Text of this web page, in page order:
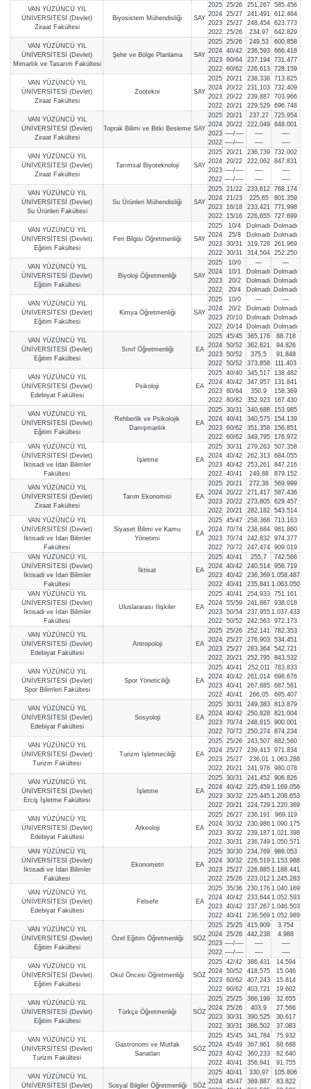
VAN YÜZÜNCÜ YIL
ÜNİVERSİTESİ (Devlet)
Ziraat Fakültesi
Biyosistem Mühendisliği SAY
2025
2024
2023
2022
25/26
25/27
25/27
25/26
251,267
241,491
248,454
234,97
585.456
612.464
623.773
642.829
VAN YÜZÜNCÜ YIL
ÜNİVERSİTESİ (Devlet)
Mimarlık ve Tasarım Fakültesi
Şehir ve Bölge Planlama SAY
2025
2024
2023
2022
25/26
40/42
60/64
60/62
249,53
236,593
237,194
226,613
600.858
666.418
731.477
728.159
VAN YÜZÜNCÜ YIL
ÜNİVERSİTESİ (Devlet)
Ziraat Fakültesi
Zootekni SAY
2025
2024
2023
2022
20/21
20/22
20/22
20/21
238,338
231,103
239,887
229,529
713.825
732.409
703.966
696.748
VAN YÜZÜNCÜ YIL
ÜNİVERSİTESİ (Devlet)
Ziraat Fakültesi
Toprak Bilimi ve Bitki Besleme SAY
2025
2024
2023
2022
20/21
20/22
—-/—-
—-/—-
237,27
222,049
—-
—-
725.954
848.001
—-
—-
VAN YÜZÜNCÜ YIL
ÜNİVERSİTESİ (Devlet)
Ziraat Fakültesi
Tarımsal Biyoteknoloji SAY
2025
2024
2023
2022
20/21
20/22
—-/—-
—-/—-
236,739
222,062
—-
—-
732.002
847.831
—-
—-
VAN YÜZÜNCÜ YIL
ÜNİVERSİTESİ (Devlet)
Su Ürünleri Fakültesi
Su Ürünleri Mühendisliği SAY
2025
2024
2023
2022
21/22
21/23
16/18
15/16
233,612
225,65
233,421
226,655
768.174
801.359
771.998
727.699
VAN YÜZÜNCÜ YIL
ÜNİVERSİTESİ (Devlet)
Eğitim Fakültesi
Fen Bilgisi Öğretmenliği SAY
2025
2024
2023
2022
10/4
25/8
30/31
30/31
Dolmadı
Dolmadı
319,728
314,504
Dolmadı
Dolmadı
261.969
252.250
VAN YÜZÜNCÜ YIL
ÜNİVERSİTESİ (Devlet)
Eğitim Fakültesi
Biyoloji Öğretmenliği SAY
2025
2024
2023
2022
10/0
10/1
20/2
20/4
—
Dolmadı
Dolmadı
Dolmadı
—
Dolmadı
Dolmadı
Dolmadı
VAN YÜZÜNCÜ YIL
ÜNİVERSİTESİ (Devlet)
Eğitim Fakültesi
Kimya Öğretmenliği SAY
2025
2024
2023
2022
10/0
20/2
20/10
20/14
—
Dolmadı
Dolmadı
Dolmadı
—
Dolmadı
Dolmadı
Dolmadı
VAN YÜZÜNCÜ YIL
ÜNİVERSİTESİ (Devlet)
Eğitim Fakültesi
Sınıf Öğretmenliği EA
2025
2024
2023
2022
45/45
50/52
50/52
50/52
365,176
362,621
375,5
373,858
88.718
94.826
91.848
111.403
VAN YÜZÜNCÜ YIL
ÜNİVERSİTESİ (Devlet)
Edebiyat Fakültesi
Psikoloji EA
2025
2024
2023
2022
40/40
40/42
80/84
80/82
345,517
347,957
350,9
352,923
138.482
131.841
158.369
167.430
VAN YÜZÜNCÜ YIL
ÜNİVERSİTESİ (Devlet)
Eğitim Fakültesi
Rehberlik ve Psikolojik
Danışmanlık
EA
2025
2024
2023
2022
30/31
40/41
60/62
60/62
340,688
340,575
351,358
349,795
153.985
154.139
156.851
176.972
VAN YÜZÜNCÜ YIL
ÜNİVERSİTESİ (Devlet)
İktisadi ve İdari Bilimler
Fakültesi
İşletme EA
2025
2024
2023
2022
30/31
40/42
40/42
40/41
279,263
262,313
253,261
249,88
507.358
684.055
847.216
879.152
VAN YÜZÜNCÜ YIL
ÜNİVERSİTESİ (Devlet)
Ziraat Fakültesi
Tarım Ekonomisi EA
2025
2024
2023
2022
20/21
20/22
20/22
20/21
272,38
271,417
273,805
282,182
569.999
587.436
629.457
543.514
VAN YÜZÜNCÜ YIL
ÜNİVERSİTESİ (Devlet)
İktisadi ve İdari Bilimler
Fakültesi
Siyaset Bilimi ve Kamu
Yönetimi
EA
2025
2024
2023
2022
45/47
70/74
70/74
70/72
258,368
238,684
242,832
247,474
713.163
981.860
974.377
909.019
VAN YÜZÜNCÜ YIL
ÜNİVERSİTESİ (Devlet)
İktisadi ve İdari Bilimler
Fakültesi
İktisat EA
2025
2024
2023
2022
40/41
40/42
40/42
40/41
255,7
240,514
236,369
235,841
742.566
956.719
1.058.487
1.063.050
VAN YÜZÜNCÜ YIL
ÜNİVERSİTESİ (Devlet)
İktisadi ve İdari Bilimler
Fakültesi
Uluslararası İlişkiler EA
2025
2024
2023
2022
40/41
55/59
50/54
50/52
254,933
241,887
237,955
242,563
751.161
938.018
1.037.433
972.173
VAN YÜZÜNCÜ YIL
ÜNİVERSİTESİ (Devlet)
Edebiyat Fakültesi
Antropoloji EA
2025
2024
2023
2022
25/26
25/27
25/27
20/21
252,141
276,903
283,364
252,795
782.353
534.451
542.721
843.532
VAN YÜZÜNCÜ YIL
ÜNİVERSİTESİ (Devlet)
Spor Bilimleri Fakültesi
Spor Yöneticiliği EA
2025
2024
2023
2022
40/41
40/42
40/41
40/41
252,011
261,014
267,885
266,05
783.833
698.676
687.581
695.407
VAN YÜZÜNCÜ YIL
ÜNİVERSİTESİ (Devlet)
Edebiyat Fakültesi
Sosyoloji EA
2025
2024
2023
2022
30/31
40/42
70/74
70/72
249,383
250,828
248,815
250,274
813.879
821.004
900.001
874.234
VAN YÜZÜNCÜ YIL
ÜNİVERSİTESİ (Devlet)
Turizm Fakültesi
Turizm İşletmeciliği EA
2025
2024
2023
2022
25/26
25/27
25/27
20/21
243,507
239,413
236,01
241,976
882.560
971.834
1.063.288
980.078
VAN YÜZÜNCÜ YIL
ÜNİVERSİTESİ (Devlet)
Erciş İşletme Fakültesi
İşletme EA
2025
2024
2023
2022
30/31
40/42
30/32
20/21
241,452
225,459
225,445
224,729
906.826
1.169.056
1.208.653
1.220.369
VAN YÜZÜNCÜ YIL
ÜNİVERSİTESİ (Devlet)
Edebiyat Fakültesi
Arkeoloji EA
2025
2024
2023
2022
26/27
30/32
30/32
30/31
236,191
230,986
239,187
236,749
969.119
1.090.175
1.021.398
1.050.571
VAN YÜZÜNCÜ YIL
ÜNİVERSİTESİ (Devlet)
İktisadi ve İdari Bilimler
Fakültesi
Ekonometri EA
2025
2024
2023
2022
30/30
30/32
25/27
25/26
234,769
226,519
226,885
223,012
986.053
1.153.988
1.188.441
1.245.283
VAN YÜZÜNCÜ YIL
ÜNİVERSİTESİ (Devlet)
Edebiyat Fakültesi
Felsefe EA
2025
2024
2023
2022
35/36
40/42
40/42
40/41
230,176
233,644
237,267
236,569
1.040.169
1.052.593
1.046.503
1.052.989
VAN YÜZÜNCÜ YIL
ÜNİVERSİTESİ (Devlet)
Eğitim Fakültesi
Özel Eğitim Öğretmenliği SÖZ
2025
2024
2023
2022
25/25
25/26
—-/—-
—-/—-
415,909
442,238
—-
—-
3.754
4.988
—-
—-
VAN YÜZÜNCÜ YIL
ÜNİVERSİTESİ (Devlet)
Eğitim Fakültesi
Okul Öncesi Öğretmenliği SÖZ
2025
2024
2023
2022
42/42
50/52
60/62
60/62
386,431
418,575
407,243
403,721
14.594
15.046
15.814
19.602
VAN YÜZÜNCÜ YIL
ÜNİVERSİTESİ (Devlet)
Eğitim Fakültesi
Türkçe Öğretmenliği SÖZ
2025
2024
2023
2022
25/25
25/26
30/31
30/31
366,199
403,9
390,525
386,502
32.655
27.566
30.617
37.083
VAN YÜZÜNCÜ YIL
ÜNİVERSİTESİ (Devlet)
Turizm Fakültesi
Gastronomi ve Mutfak
Sanatları
SÖZ
2025
2024
2023
2022
45/45
45/49
40/42
40/41
341,784
367,861
360,233
356,941
75.932
88.688
82.640
91.755
VAN YÜZÜNCÜ YIL
ÜNİVERSİTESİ (Devlet)
Sosyal Bilgiler Öğretmenliği SÖZ
2025
2024
40/41
45/47
330,97
369,887
105.806
83.822